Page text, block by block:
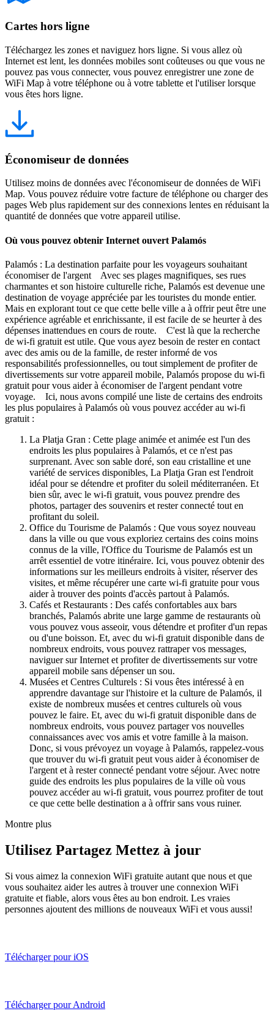
Cartes hors ligne
Téléchargez les zones et naviguez hors ligne. Si vous allez où
Internet est lent, les données mobiles sont coûteuses ou que vous ne
pouvez pas vous connecter, vous pouvez enregistrer une zone de
WiFi Map à votre téléphone ou à votre tablette et l'utiliser lorsque
vous êtes hors ligne.
Économiseur de données
Utilisez moins de données avec l'économiseur de données de WiFi
Map. Vous pouvez réduire votre facture de téléphone ou charger des
pages Web plus rapidement sur des connexions lentes en réduisant la
quantité de données que votre appareil utilise.
Où vous pouvez obtenir Internet ouvert Palamós
Palamós : La destination parfaite pour les voyageurs souhaitant
économiser de l'argent Avec ses plages magnifiques, ses rues
charmantes et son histoire culturelle riche, Palamós est devenue une
destination de voyage appréciée par les touristes du monde entier.
Mais en explorant tout ce que cette belle ville a à offrir peut être une
expérience agréable et enrichissante, il est facile de se heurter à des
dépenses inattendues en cours de route. C'est là que la recherche
de wi-fi gratuit est utile. Que vous ayez besoin de rester en contact
avec des amis ou de la famille, de rester informé de vos
responsabilités professionnelles, ou tout simplement de profiter de
divertissements sur votre appareil mobile, Palamós propose du wi-fi
gratuit pour vous aider à économiser de l'argent pendant votre
voyage. Ici, nous avons compilé une liste de certains des endroits
les plus populaires à Palamós où vous pouvez accéder au wi-fi
gratuit :
La Platja Gran : Cette plage animée et animée est l'un des
endroits les plus populaires à Palamós, et ce n'est pas
surprenant. Avec son sable doré, son eau cristalline et une
variété de services disponibles, La Platja Gran est l'endroit
idéal pour se détendre et profiter du soleil méditerranéen. Et
bien sûr, avec le wi-fi gratuit, vous pouvez prendre des
photos, partager des souvenirs et rester connecté tout en
profitant du soleil.
Office du Tourisme de Palamós : Que vous soyez nouveau
dans la ville ou que vous exploriez certains des coins moins
connus de la ville, l'Office du Tourisme de Palamós est un
arrêt essentiel de votre itinéraire. Ici, vous pouvez obtenir des
informations sur les meilleurs endroits à visiter, réserver des
visites, et même récupérer une carte wi-fi gratuite pour vous
aider à trouver des points d'accès partout à Palamós.
Cafés et Restaurants : Des cafés confortables aux bars
branchés, Palamós abrite une large gamme de restaurants où
vous pouvez vous asseoir, vous détendre et profiter d'un repas
ou d'une boisson. Et, avec du wi-fi gratuit disponible dans de
nombreux endroits, vous pouvez rattraper vos messages,
naviguer sur Internet et profiter de divertissements sur votre
appareil mobile sans dépenser un sou.
Musées et Centres Culturels : Si vous êtes intéressé à en
apprendre davantage sur l'histoire et la culture de Palamós, il
existe de nombreux musées et centres culturels où vous
pouvez le faire. Et, avec du wi-fi gratuit disponible dans de
nombreux endroits, vous pouvez partager vos nouvelles
connaissances avec vos amis et votre famille à la maison.
Donc, si vous prévoyez un voyage à Palamós, rappelez-vous
que trouver du wi-fi gratuit peut vous aider à économiser de
l'argent et à rester connecté pendant votre séjour. Avec notre
guide des endroits les plus populaires de la ville où vous
pouvez accéder au wi-fi gratuit, vous pourrez profiter de tout
ce que cette belle destination a à offrir sans vous ruiner.
Montre plus
Utilisez Partagez Mettez à jour
Si vous aimez la connexion WiFi gratuite autant que nous et que
vous souhaitez aider les autres à trouver une connexion WiFi
gratuite et fiable, alors vous êtes au bon endroit. Les vraies
personnes ajoutent des millions de nouveaux WiFi et vous aussi!
Télécharger pour iOS
Télécharger pour Android